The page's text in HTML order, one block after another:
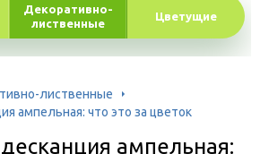
Декоративно-
лиственные
Цветущие
лиственные
ампельная: что это за цветок
ампельная: